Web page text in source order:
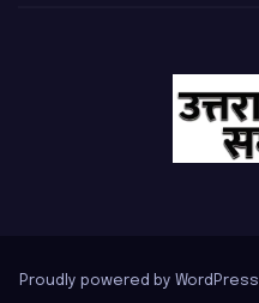
Proudly powered by WordPress